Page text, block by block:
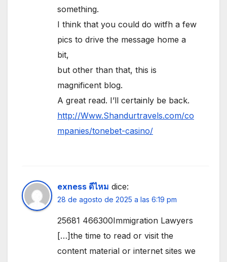
something.
I think that you could do witfh a few
pics to drive the message home a
bit,
but other than that, this is
magnificent blog.
A great read. I’ll certainly be back.
http://Www.Shandurtravels.com/co
mpanies/tonebet-casino/
exness ดีไหม dice:
28 de agosto de 2025 a las 6:19 pm
25681 466300Immigration Lawyers
[…]the time to read or visit the
content material or internet sites we